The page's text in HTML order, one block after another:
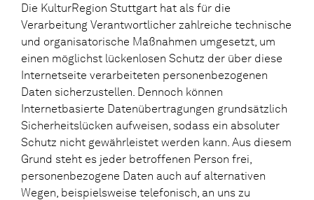
Die KulturRegion Stuttgart hat als für die
Verarbeitung Verantwortlicher zahlreiche technische
und organisatorische Maßnahmen umgesetzt, um
einen möglichst lückenlosen Schutz der über diese
Internetseite verarbeiteten personenbezogenen
Daten sicherzustellen. Dennoch können
Internetbasierte Datenübertragungen grundsätzlich
Sicherheitslücken aufweisen, sodass ein absoluter
Schutz nicht gewährleistet werden kann. Aus diesem
Grund steht es jeder betroffenen Person frei,
personenbezogene Daten auch auf alternativen
Wegen, beispielsweise telefonisch, an uns zu